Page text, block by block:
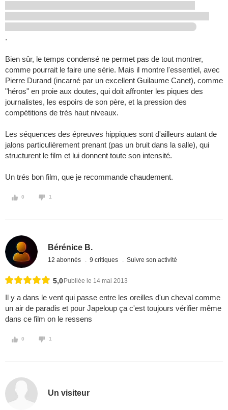
.
Bien sûr, le temps condensé ne permet pas de tout montrer,
comme pourrait le faire une série. Mais il montre l'essentiel, avec
Pierre Durand (incarné par un excellent Guilaume Canet), comme
"héros" en proie aux doutes, qui doit affronter les piques des
journalistes, les espoirs de son père, et la pression des
compétitions de trés haut niveaux.
Les séquences des épreuves hippiques sont d'ailleurs autant de
jalons particulièrement prenant (pas un bruit dans la salle), qui
structurent le film et lui donnent toute son intensité.
Un trés bon film, que je recommande chaudement.
0 1
Bérénice B.
12 abonnés 9 critiques Suivre son activité
5,0 Publiée le 14 mai 2013
Il y a dans le vent qui passe entre les oreilles d'un cheval comme
un air de paradis et pour Japeloup ça c'est toujours vérifier même
dans ce film on le ressens
0 1
Un visiteur